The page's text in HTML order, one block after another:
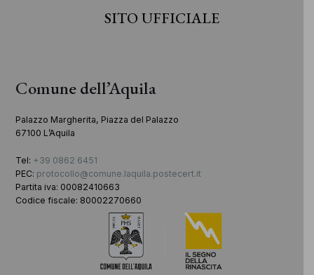
SITO UFFICIALE
Comune dell’Aquila
Palazzo Margherita, Piazza del Palazzo
67100 L’Aquila
Tel: +39 0862 6451
PEC: protocollo@comune.laquila.postecert.it
Partita iva: 00082410663
Codice fiscale: 80002270660